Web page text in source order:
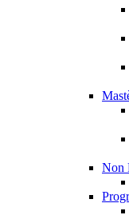
Non